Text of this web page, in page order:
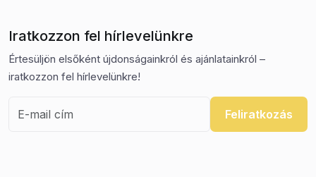
Iratkozzon fel hírlevelünkre
Értesüljön elsőként újdonságainkról és ajánlatainkról –
iratkozzon fel hírlevelünkre!
Feliratkozás